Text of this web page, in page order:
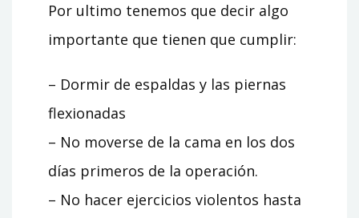
Por ultimo tenemos que decir algo
importante que tienen que cumplir:
– Dormir de espaldas y las piernas
flexionadas
– No moverse de la cama en los dos
días primeros de la operación.
– No hacer ejercicios violentos hasta